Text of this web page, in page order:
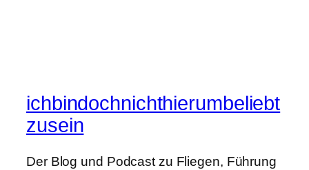
ichbindochnichthierumbeliebt
zusein
Der Blog und Podcast zu Fliegen, Führung